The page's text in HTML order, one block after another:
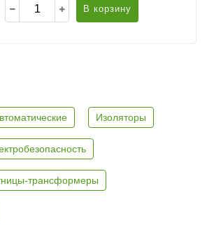
В корзину
Изоляторы
трансформеры